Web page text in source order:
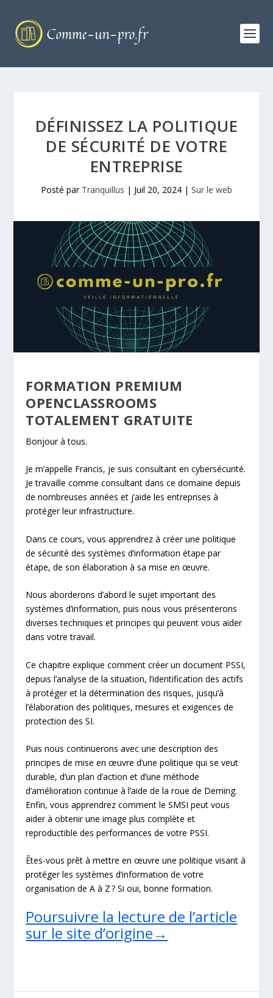
DÉFINISSEZ LA POLITIQUE
DE SÉCURITÉ DE VOTRE
ENTREPRISE
Posté par Tranquillus | Juil 20, 2024 | Sur le web
FORMATION PREMIUM
OPENCLASSROOMS
TOTALEMENT GRATUITE
Bonjour à tous.
Je m’appelle Francis, je suis consultant en cybersécurité.
Je travaille comme consultant dans ce domaine depuis
de nombreuses années et j’aide les entreprises à
protéger leur infrastructure.
Dans ce cours, vous apprendrez à créer une politique
de sécurité des systèmes d’information étape par
étape, de son élaboration à sa mise en œuvre.
Nous aborderons d’abord le sujet important des
systèmes d’information, puis nous vous présenterons
diverses techniques et principes qui peuvent vous aider
dans votre travail.
Ce chapitre explique comment créer un document PSSI,
depuis l’analyse de la situation, l’identification des actifs
à protéger et la détermination des risques, jusqu’à
l’élaboration des politiques, mesures et exigences de
protection des SI.
Puis nous continuerons avec une description des
principes de mise en œuvre d’une politique qui se veut
durable, d’un plan d’action et d’une méthode
d’amélioration continue à l’aide de la roue de Deming.
Enfin, vous apprendrez comment le SMSI peut vous
aider à obtenir une image plus complète et
reproductible des performances de votre PSSI.
Êtes-vous prêt à mettre en œuvre une politique visant à
protéger les systèmes d’information de votre
organisation de A à Z ? Si oui, bonne formation.
Poursuivre la lecture de l’article
sur le site d’origine→